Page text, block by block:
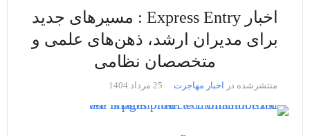
اخبار Express Entry : مسیرهای جدید
برای مدیران ارشد، ذهن‌های علمی و
متخصصان نظامی
منتشرشده در اخبار مهاجرت 25 مرداد 1404